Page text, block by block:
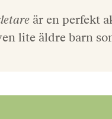
är en perfekt
lite äldre barn